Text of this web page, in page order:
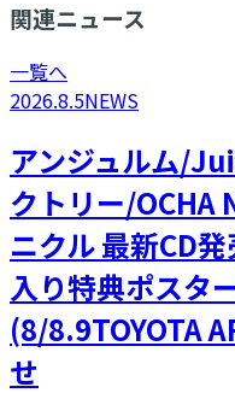
関連ニュース
一覧へ
2026.8.5NEWS
アンジュルム/
クトリー/OCHA
ニクル 最新CD
入り特典ポスタ
(8/8.9TOYOTA
せ